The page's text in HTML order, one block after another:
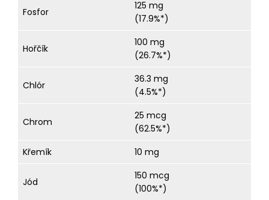
Fosfor
125 mg
(17.9%*)
Hořčík
100 mg
(26.7%*)
Chlór
36.3 mg
(4.5%*)
Chrom
25 mcg
(62.5%*)
Křemík
10 mg
Jód
150 mcg
(100%*)